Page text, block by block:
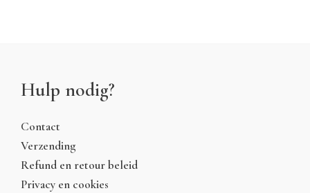
Hulp nodig?
Contact
Verzending
Refund en retour beleid
Privacy en cookies